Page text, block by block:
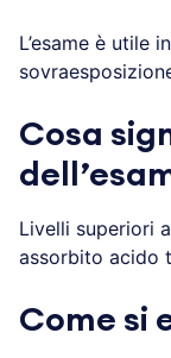
L’esame è utile
Cosa
Livelli superiori
assorbito acido
Come si